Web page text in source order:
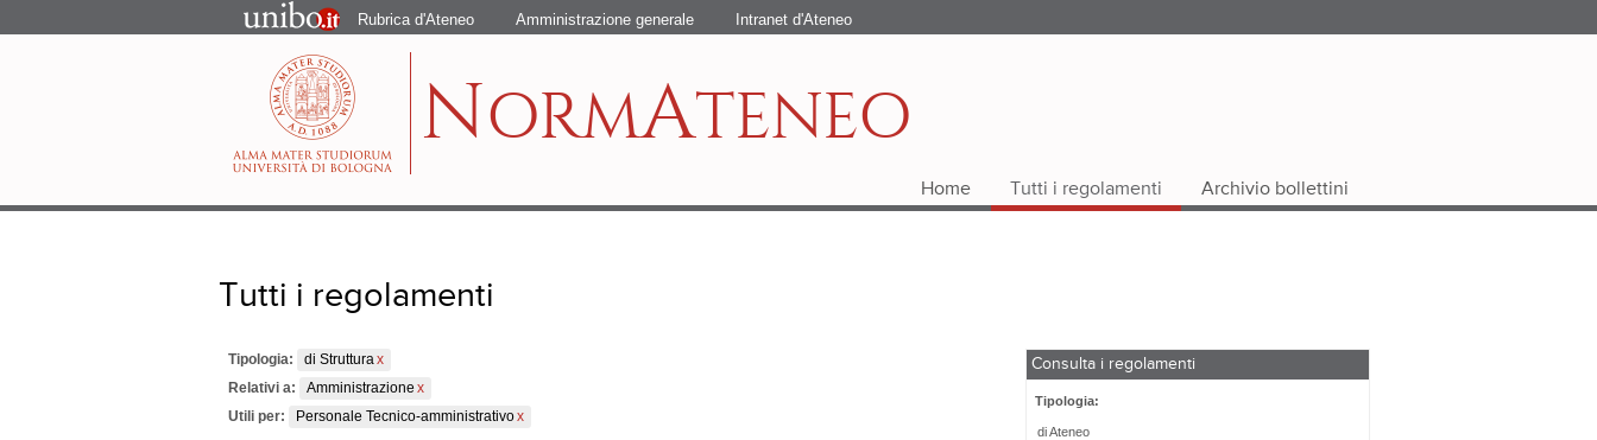
Portale
d'Ateneo
Rubrica d'Ateneo Amministrazione generale Intranet d'Ateneo
NORMATENEO
Home Tutti i regolamenti Archivio bollettini
Tutti i regolamenti
Tipologia:
di Struttura
Relativi a:
Amministrazione
Utili per:
Personale Tecnico-amministrativo
Consulta i regolamenti
Tipologia:
di Ateneo